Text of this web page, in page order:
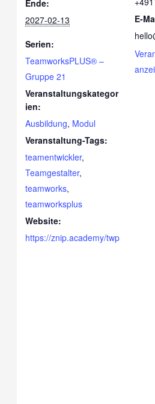
Ende:
2027-02-13
Serien:
TeamworksPLUS® –
Gruppe 21
Veranstaltungskategor
ien:
Ausbildung, Modul
Veranstaltung-Tags:
teamentwickler,
Teamgestalter,
teamworks,
teamworksplus
Website:
https://znip.academy/twp
E-